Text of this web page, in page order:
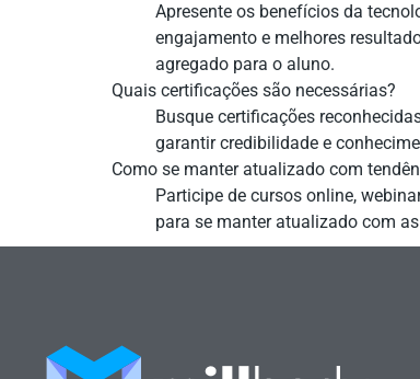
Apresente os benefícios da
engajamento e melhores
agregado para o aluno.
Quais certificações são necessárias?
Busque certificações
garantir credibilidade e
Como se manter atualizado com
Participe de cursos online,
para se manter atualizado com